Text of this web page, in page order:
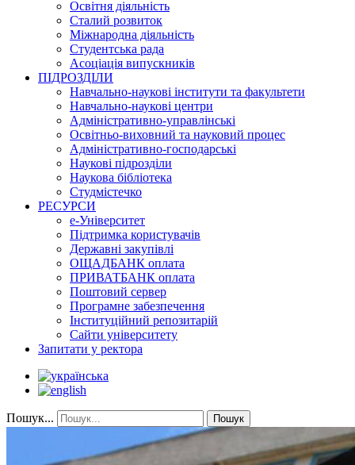
Освітня діяльність
Сталий розвиток
Міжнародна діяльність
Студентська рада
Асоціація випускників
ПІДРОЗДІЛИ
Навчально-наукові інститути та факультети
Навчально-наукові центри
Адміністративно-управлінські
Освітньо-виховний та науковий процес
Адміністративно-господарські
Наукові підрозділи
Наукова бібліотека
Студмістечко
РЕСУРСИ
е-Університет
Підтримка користувачів
Державні закупівлі
ОЩАДБАНК оплата
ПРИВАТБАНК оплата
Поштовий сервер
Програмне забезпечення
Інституційний репозитарій
Сайти університету
Запитати у ректора
Пошук... Пошук